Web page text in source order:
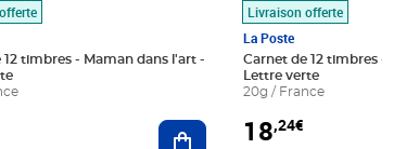
12 timbres - Maman dans l'art -
Ajouter au panier
Livraison offerte
La Poste
Carnet de 12 timbres - Le
Lettre verte
20g / France
18,24€